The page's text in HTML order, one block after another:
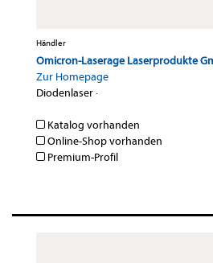
Händler
Omicron-Laserage Laserprodukte
Zur Homepage
Diodenlaser·
Katalog vorhanden
Online-Shop vorhanden
Premium-Profil